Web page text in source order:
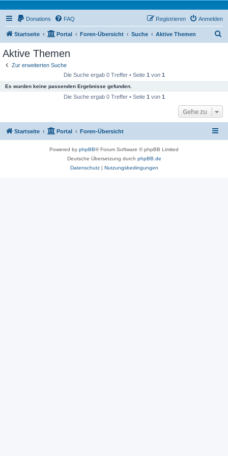
Donations FAQ Anmelden
Registrieren
Startseite Portal Foren-Übersicht Suche Aktive Themen
Aktive Themen
Zur erweiterten Suche
Die Suche ergab 0 Treffer • Seite 1 von 1
Es wurden keine passenden Ergebnisse gefunden.
Die Suche ergab 0 Treffer • Seite 1 von 1
Gehe zu
Startseite Portal Foren-Übersicht
Powered by phpBB® Forum Software © phpBB Limited
Deutsche Übersetzung durch phpBB.de
Datenschutz| Nutzungsbedingungen